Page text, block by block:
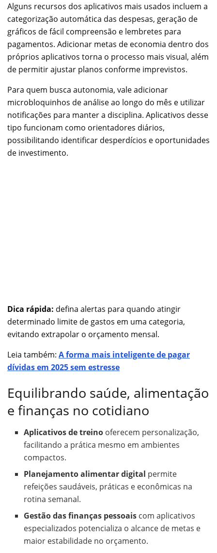
Alguns recursos dos aplicativos mais usados incluem a
categorização automática das despesas, geração de
gráficos de fácil compreensão e lembretes para
pagamentos. Adicionar metas de economia dentro dos
próprios aplicativos torna o processo mais visual, além
de permitir ajustar planos conforme imprevistos.
Para quem busca autonomia, vale adicionar
microbloquinhos de análise ao longo do mês e utilizar
notificações para manter a disciplina. Aplicativos desse
tipo funcionam como orientadores diários,
possibilitando identificar desperdícios e oportunidades
de investimento.
Dica rápida: defina alertas para quando atingir
determinado limite de gastos em uma categoria,
evitando extrapolar o orçamento mensal.
Leia também: A forma mais inteligente de pagar
dívidas em 2025 sem estresse
Equilibrando saúde, alimentação
e finanças no cotidiano
Aplicativos de treino oferecem personalização,
facilitando a prática mesmo em ambientes
compactos.
Planejamento alimentar digital permite
refeições saudáveis, práticas e econômicas na
rotina semanal.
Gestão das finanças pessoais com aplicativos
especializados potencializa o alcance de metas e
maior estabilidade no orçamento.